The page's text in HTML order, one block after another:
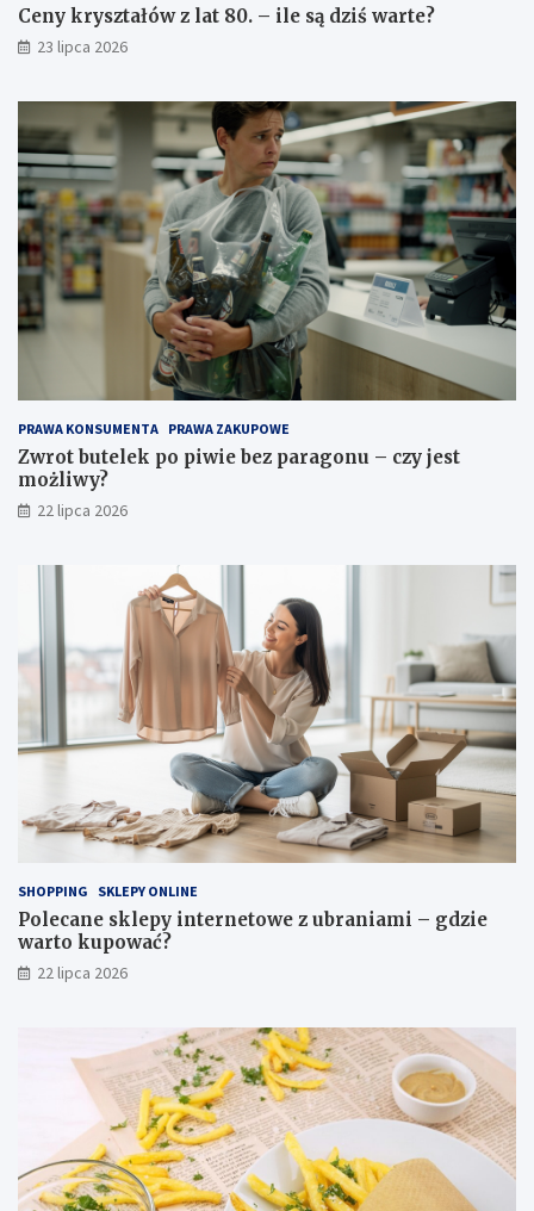
Ceny kryształów z lat 80. – ile są dziś warte?
23 lipca 2026
PRAWA KONSUMENTA PRAWA ZAKUPOWE
Zwrot butelek po piwie bez paragonu – czy jest
możliwy?
22 lipca 2026
SHOPPING SKLEPY ONLINE
Polecane sklepy internetowe z ubraniami – gdzie
warto kupować?
22 lipca 2026